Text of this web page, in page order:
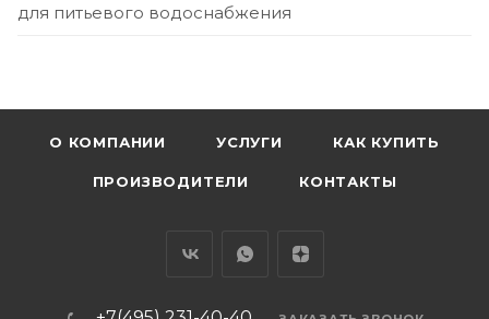
для питьевого водоснабжения
О КОМПАНИИ УСЛУГИ КАК КУПИТЬ
ПРОИЗВОДИТЕЛИ КОНТАКТЫ